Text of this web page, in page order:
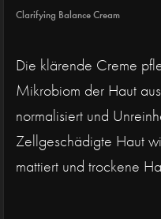
Clarifying Balance Cream
Die klärende Creme
Mikrobiom der Haut
normalisiert und
Zellgeschädigte Haut
mattiert und trockene